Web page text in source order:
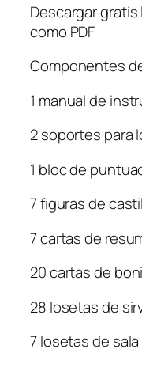
Descargar
como PDF
Componentes
1 manual de
2 soportes para
1 bloc de
7 figuras de
7 cartas de
20 cartas de
28 losetas de
7 losetas de